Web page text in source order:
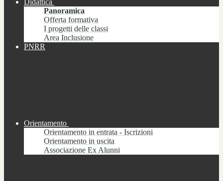
Didattica
Panoramica
Offerta formativa
I progetti delle classi
Area Inclusione
PNRR
Orientamento
Orientamento in entrata - Iscrizioni
Orientamento in uscita
Associazione Ex Alunni